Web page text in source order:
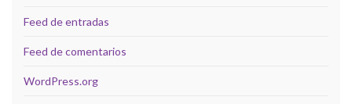
Feed de entradas
Feed de comentarios
WordPress.org